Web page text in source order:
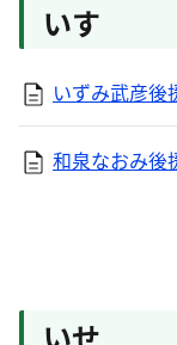
いす
いずみ武彦後
和泉なおみ後
いせ